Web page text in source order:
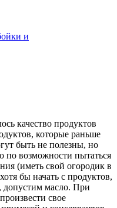
и
качество продуктов
которые раньше
быть не полезны, но
по возможности пытаться
(иметь свой огородик в
бы начать с продуктов,
допустим масло. При
свое